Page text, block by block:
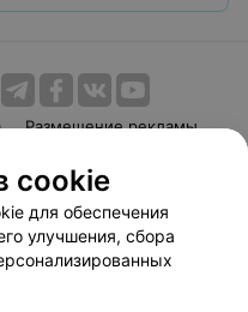
Размещение рекламы
Способы оплаты
Партнеры
103.by
cookie
для обеспечения
улучшения, сбора